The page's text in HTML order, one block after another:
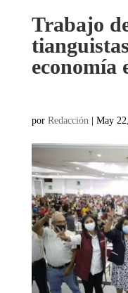
Trabajo
economía
por Redacción | May